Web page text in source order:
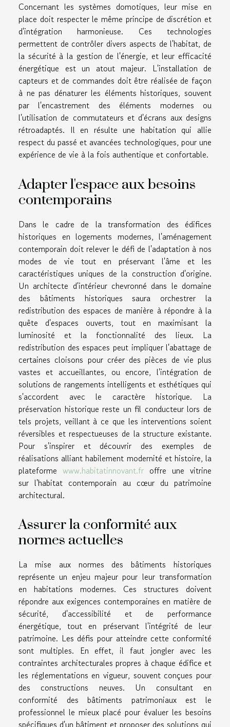
Concernant les systèmes domotiques, leur mise en
place doit respecter le même principe de discrétion et
d'intégration harmonieuse. Ces technologies
permettent de contrôler divers aspects de l'habitat, de
la sécurité à la gestion de l'énergie, et leur efficacité
énergétique est un atout majeur. L'installation de
capteurs et de commandes doit être réalisée de façon
à ne pas dénaturer les éléments historiques, souvent
par l'encastrement des éléments modernes ou
l'utilisation de commutateurs et d'écrans aux designs
rétroadaptés. Il en résulte une habitation qui allie
respect du passé et avancées technologiques, pour une
expérience de vie à la fois authentique et confortable.
Adapter l'espace aux besoins
contemporains
Dans le cadre de la transformation des édifices
historiques en logements modernes, l'aménagement
contemporain doit relever le défi de l'adaptation à nos
modes de vie tout en préservant l'âme et les
caractéristiques uniques de la construction d'origine.
Un architecte d'intérieur chevronné dans le domaine
des bâtiments historiques saura orchestrer la
redistribution des espaces de manière à répondre à la
quête d'espaces ouverts, tout en maximisant la
luminosité et la fonctionnalité des lieux. La
redistribution des espaces peut impliquer l'abattage de
certaines cloisons pour créer des pièces de vie plus
vastes et accueillantes, ou encore, l'intégration de
solutions de rangements intelligents et esthétiques qui
s'accordent avec le caractère historique. La
préservation historique reste un fil conducteur lors de
tels projets, veillant à ce que les interventions soient
réversibles et respectueuses de la structure existante.
Pour s'inspirer et découvrir des exemples de
réalisations alliant habilement modernité et histoire, la
plateforme www.habitatinnovant.fr offre une vitrine
sur l'habitat contemporain au cœur du patrimoine
architectural.
Assurer la conformité aux
normes actuelles
La mise aux normes des bâtiments historiques
représente un enjeu majeur pour leur transformation
en habitations modernes. Ces structures doivent
répondre aux exigences contemporaines en matière de
sécurité, d'accessibilité et de performance
énergétique, tout en préservant l'intégrité de leur
patrimoine. Les défis pour atteindre cette conformité
sont multiples. En effet, il faut jongler avec les
contraintes architecturales propres à chaque édifice et
les réglementations en vigueur, souvent conçues pour
des constructions neuves. Un consultant en
conformité des bâtiments patrimoniaux est le
professionnel le mieux placé pour évaluer les besoins
spécifiques d'un bâtiment et proposer des solutions qui